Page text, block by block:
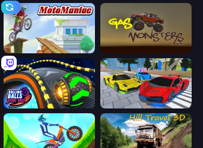
Moto Maniac
Rolling Balls Space Race Real Cars Extreme Racing